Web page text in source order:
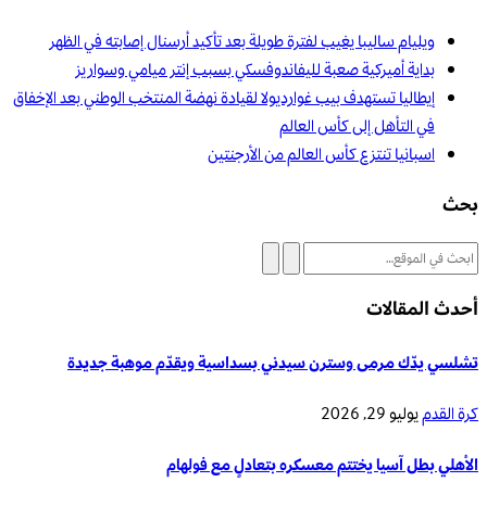
ويليام ساليبا يغيب لفترة طويلة بعد تأكيد أرسنال إصابته في الظهر
بداية أميركية صعبة لليفاندوفسكي بسبب إنتر ميامي وسواريز
إيطاليا تستهدف بيب غوارديولا لقيادة نهضة المنتخب الوطني بعد الإخفاق
في التأهل إلى كأس العالم
اسبانيا تنتزع كأس العالم من الأرجنتين
بحث
أحدث المقالات
تشلسي يدّك مرمى وسترن سيدني بسداسية ويقدّم موهبة جديدة
كرة القدميوليو 29, 2026
الأهلي بطل آسيا يختتم معسكره بتعادلٍ مع فولهام